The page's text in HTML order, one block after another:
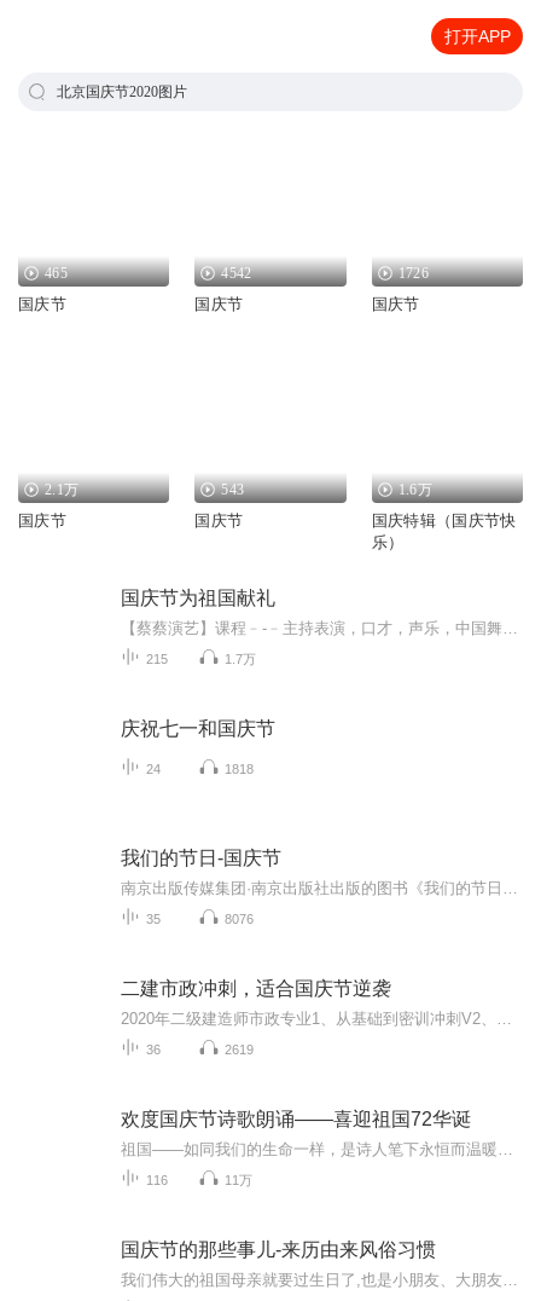
打开APP
北京国庆节2020图片
465
国庆节
4542
国庆节
1726
国庆节
2.1万
国庆节
543
国庆节
1.6万
国庆特辑（国庆节快
乐）
国庆节为祖国献礼
215 1.7万
庆祝七一和国庆节
24 1818
我们的节日-国庆节
35 8076
二建市政冲刺，适合国庆节逆袭
36 2619
欢度国庆节诗歌朗诵——喜迎祖国72华诞
116 11万
国庆节的那些事儿-来历由来风俗习惯